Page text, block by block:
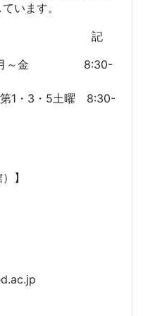
います。
月～金 8:30-
曜 8:30-
】
med.ac.jp